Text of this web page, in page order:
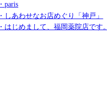
・paris
・しあわせなお店めぐり「神戸」
・はじめまして、福岡薬院店です。